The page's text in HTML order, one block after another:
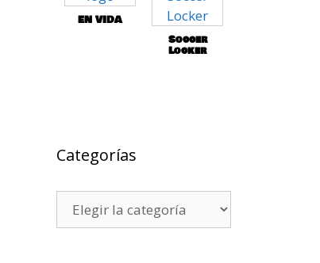
EN VIDA
Soccer
Locker
Categorías